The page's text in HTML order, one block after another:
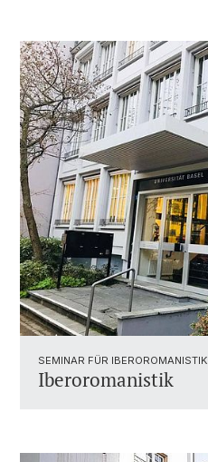
SEMINAR FÜR IBEROROMANISTIK
Iberoromanistik